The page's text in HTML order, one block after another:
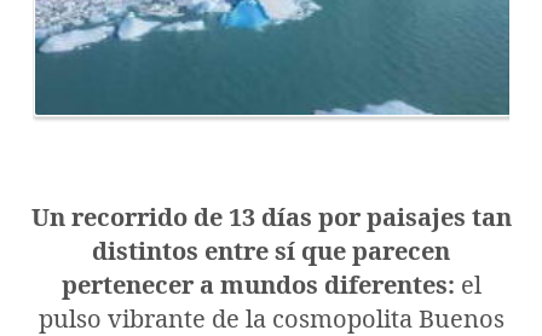
Un recorrido de 13 días por paisajes tan
distintos entre sí que parecen
pertenecer a mundos diferentes: el
pulso vibrante de la cosmopolita Buenos